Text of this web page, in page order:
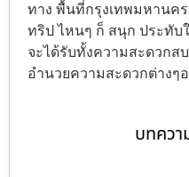
ทาง พื้นที่กรุงเทพมหานค
ทริป ไหนๆ ก็ สนุก ประทับ
จะได้รับทั้งความสะดวก
อำนวยความสะดวกต่างๆ
บทคว